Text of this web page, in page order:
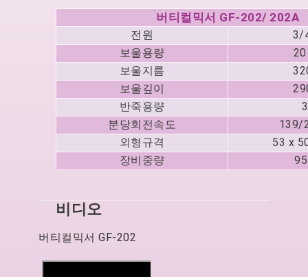
버티컬믹서 GF-202/ 202A
전원
3/
보울용량
보울지름
보울깊이
반죽용량
분당회전속도
139/
외형규격
53 x
장비중량
비디오
버티컬믹서 GF-202